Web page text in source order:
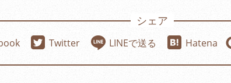
シェア
Twitter LINEで送る Hatena